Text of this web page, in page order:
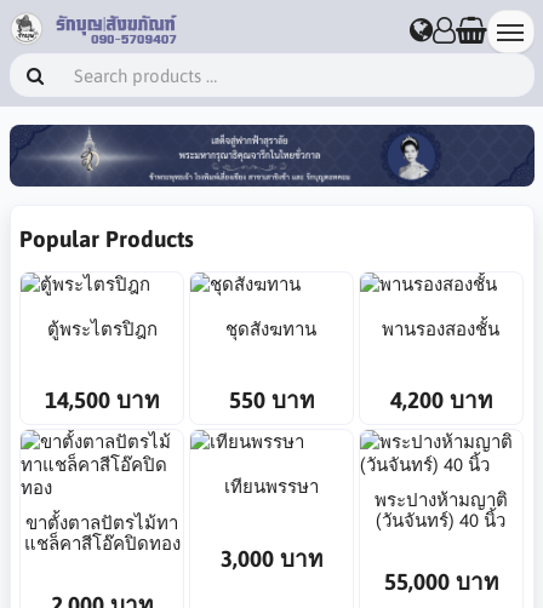
Popular Products
ตู้พระไตรปิฎก
14,500 บาท
ชุดสังฆทาน
550 บาท
พานรองสองชั้น
4,200 บาท
ขาตั้งตาลปัตรไม้ทา
แชล็คาสีโอ๊คปิดทอง
เทียนพรรษา
3,000 บาท
พระปางห้ามญาติ
(วันจันทร์) 40 นิ้ว
55,000 บาท